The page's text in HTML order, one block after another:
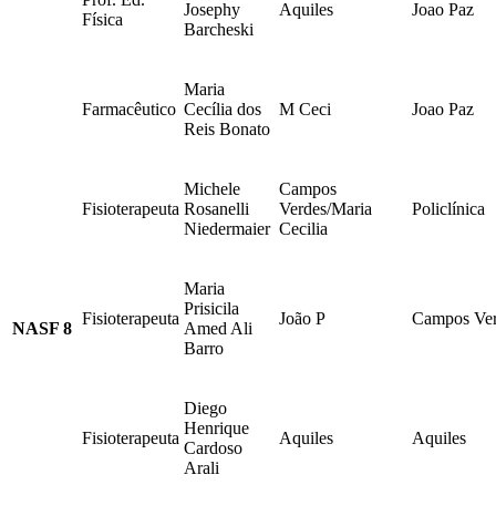
NASF 8
Física
Josephy
Barcheski
Aquiles Joao Paz
Farmacêutico
Maria
Cecília dos
Reis Bonato
M Ceci Joao Paz
Fisioterapeuta
Michele
Rosanelli
Niedermaier
Campos
Verdes/Maria
Cecilia
Policlínica
Fisioterapeuta
Maria
Prisicila
Amed Ali
Barro
João P Campos
Fisioterapeuta
Diego
Henrique
Cardoso
Arali
Aquiles Aquiles